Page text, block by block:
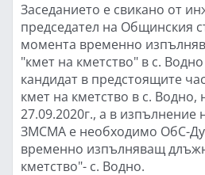
Заседанието е свикано от
председател на Общинския
момента временно
"кмет на кметство" в с.
кандидат в предстоящите
кмет на кметство в с. Водно,
27.09.2020г., а в изпълнение
ЗМСМА е необходимо ОбС-
временно изпълняващ
кметство"- с. Водно.